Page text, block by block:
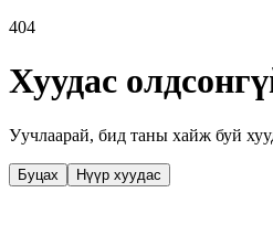
404
Хуудас
Уучлаарай, бид таны хайж буй
Буцах Нүүр хуудас